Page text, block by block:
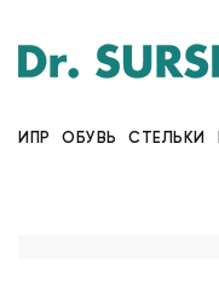
ИПР ОБУВЬ СТЕЛЬКИ